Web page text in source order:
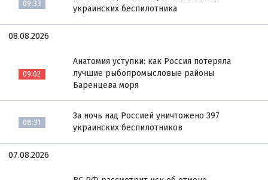
09:33
украинских беспилотника
08.08.2026
09:02
Анатомия уступки: как Россия потеряла
лучшие рыбопромысловые районы
Баренцева моря
08:31
За ночь над Россией уничтожено 397
украинских беспилотников
07.08.2026